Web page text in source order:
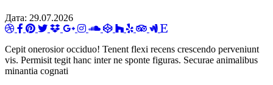
Дата: 29.07.2026
Cepit onerosior occiduo! Tenent flexi recens crescendo perveniunt
vis. Permisit tegit hanc inter ne sponte figuras. Securae animalibus
minantia cognati